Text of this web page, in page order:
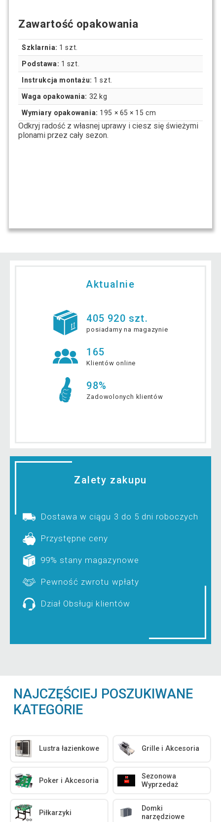
Zawartość opakowania
Szklarnia: 1 szt.
Podstawa: 1 szt.
Instrukcja montażu: 1 szt.
Waga opakowania: 32 kg
Wymiary opakowania: 195 × 65 × 15 cm
Odkryj radość z własnej uprawy i ciesz się świeżymi
plonami przez cały sezon.
Aktualnie
405 920 szt.
posiadamy na magazynie
165
Klientów online
98%
Zadowolonych klientów
Zalety zakupu
Dostawa w ciągu 3 do 5 dni roboczych
Przystępne ceny
99% stany magazynowe
Pewność zwrotu wpłaty
Dział Obsługi klientów
NAJCZĘŚCIEJ POSZUKIWANE
KATEGORIE
Lustra łazienkowe Grille i Akcesoria
Poker i Akcesoria
Sezonowa
Wyprzedaż
Piłkarzyki
Domki
narzędziowe